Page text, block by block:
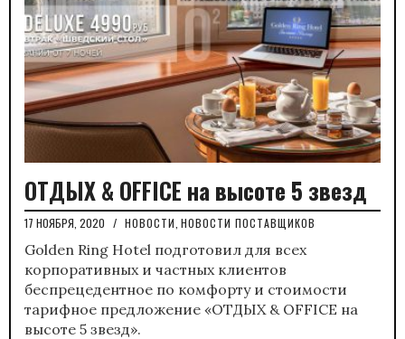
ОТДЫХ & OFFICE на высоте 5 звезд
17 НОЯБРЯ, 2020 / НОВОСТИ НОВОСТИ ПОСТАВЩИКОВ
Golden Ring Hotel подготовил для всех
корпоративных и частных клиентов
беспрецедентное по комфорту и стоимости
тарифное предложение «ОТДЫХ & OFFICE на
высоте 5 звезд».